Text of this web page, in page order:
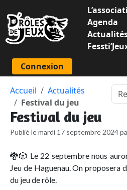
Agenda
Connexion
Accueil
Actualités
Festival du jeu
Festival du jeu
Publié le mardi 17 septembre 2024
🐉🎲 Le 22 septembre nous
Jeu de Haguenau. On proposera
du jeu de rôle.